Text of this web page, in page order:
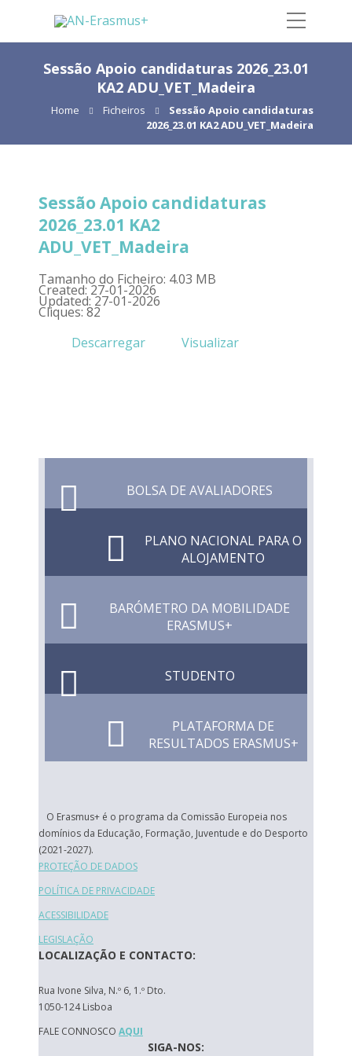
Sessão Apoio candidaturas 2026_23.01
KA2 ADU_VET_Madeira
Home Ficheiros
Sessão Apoio candidaturas
2026_23.01 KA2 ADU_VET_Madeira
Sessão Apoio candidaturas
2026_23.01 KA2
ADU_VET_Madeira
Tamanho do Ficheiro: 4.03 MB
Created: 27-01-2026
Updated: 27-01-2026
Cliques: 82
Descarregar
Visualizar
BOLSA DE AVALIADORES
PLANO NACIONAL PARA O
ALOJAMENTO
BARÓMETRO DA MOBILIDADE
ERASMUS+
STUDENTO
PLATAFORMA DE
RESULTADOS ERASMUS+
O Erasmus+ é o programa da Comissão Europeia nos
domínios da Educação, Formação, Juventude e do Desporto
(2021-2027).
PROTEÇÃO DE DADOS
POLÍTICA DE PRIVACIDADE
ACESSIBILIDADE
LEGISLAÇÃO
LOCALIZAÇÃO E CONTACTO:
Rua Ivone Silva, N.º 6, 1.º Dto.
1050-124 Lisboa
FALE CONNOSCO AQUI
SIGA-NOS: